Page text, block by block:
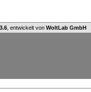
, entwickelt von WoltLab GmbH